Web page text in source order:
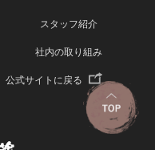
スタッフ紹介
社内の取り組み
公式サイトに戻る